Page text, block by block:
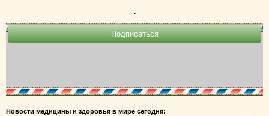
.
Новости медицины и здоровья в мире сегодня: